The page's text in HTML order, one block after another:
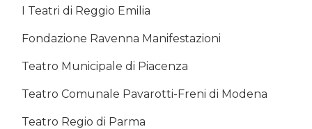
I Teatri di Reggio Emilia
Fondazione Ravenna Manifestazioni
Teatro Municipale di Piacenza
Teatro Comunale Pavarotti-Freni di Modena
Teatro Regio di Parma